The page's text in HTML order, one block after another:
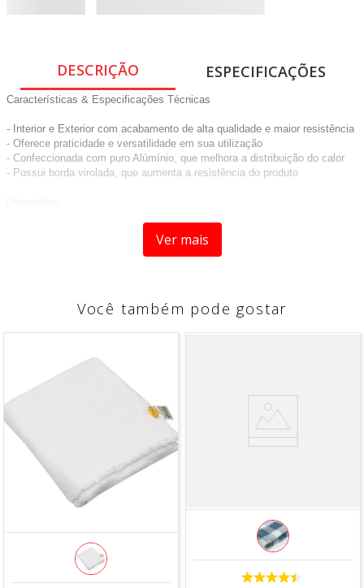
DESCRIÇÃO ESPECIFICAÇÕES
Características & Especificações Técnicas
- Interior e Exterior com acabamento de alta qualidade e maior resistência
- Oferece praticidade e versatilidade em sua utilização
- Confeccionada com puro Alúmínio, que melhora a distribuição do calor
- Possui borda virolada, que aumenta a resistência do produto
- Dimensões: 33,50cm X 24,50cm X 6,00 (Comprimento X Largura X
- EAN: 7896398325909
Composição: Alumínio revestido.
: 01 Peça
Medidas aproximadas do produto
Clique aqui e conheça outros tamanhos de Assadeiras.
*Imagem meramente ilustrativa.
Ver mais
Você também pode gostar